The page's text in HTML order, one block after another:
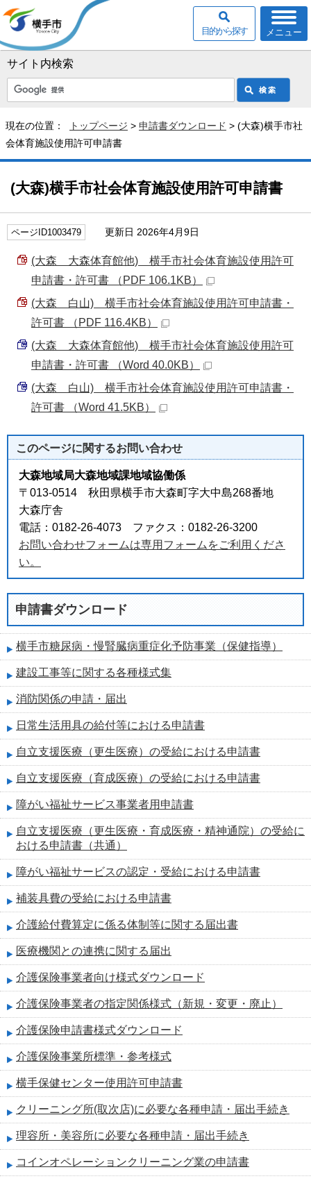
サイト内検索
メニュー
目的から探す
現在の位置： トップページ > 申請書ダウンロード > (大森)横手市社
会体育施設使用許可申請書
(大森)横手市社会体育施設使用許可申請書
ページID1003479 更新日 2026年4月9日
(大森 大森体育館他) 横手市社会体育施設使用許可
申請書・許可書 （PDF 106.1KB）
(大森 白山) 横手市社会体育施設使用許可申請書・
許可書 （PDF 116.4KB）
(大森 大森体育館他) 横手市社会体育施設使用許可
申請書・許可書 （Word 40.0KB）
(大森 白山) 横手市社会体育施設使用許可申請書・
許可書 （Word 41.5KB）
このページに関するお問い合わせ
大森地域局大森地域課地域協働係
〒013-0514 秋田県横手市大森町字大中島268番地
大森庁舎
電話：0182-26-4073 ファクス：0182-26-3200
お問い合わせフォームは専用フォームをご利用くださ
い。
申請書ダウンロード
横手市糖尿病・慢腎臓病重症化予防事業（保健指導）
建設工事等に関する各種様式集
消防関係の申請・届出
日常生活用具の給付等における申請書
自立支援医療（更生医療）の受給における申請書
自立支援医療（育成医療）の受給における申請書
障がい福祉サービス事業者用申請書
自立支援医療（更生医療・育成医療・精神通院）の受給に
おける申請書（共通）
障がい福祉サービスの認定・受給における申請書
補装具費の受給における申請書
介護給付費算定に係る体制等に関する届出書
医療機関との連携に関する届出
介護保険事業者向け様式ダウンロード
介護保険事業者の指定関係様式（新規・変更・廃止）
介護保険申請書様式ダウンロード
介護保険事業所標準・参考様式
横手保健センター使用許可申請書
クリーニング所(取次店)に必要な各種申請・届出手続き
理容所・美容所に必要な各種申請・届出手続き
コインオペレーションクリーニング業の申請書